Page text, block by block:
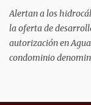
materia de atención
goberna...
Alertan a los
la oferta de
autorización en
condominio
Municipal. Explicó